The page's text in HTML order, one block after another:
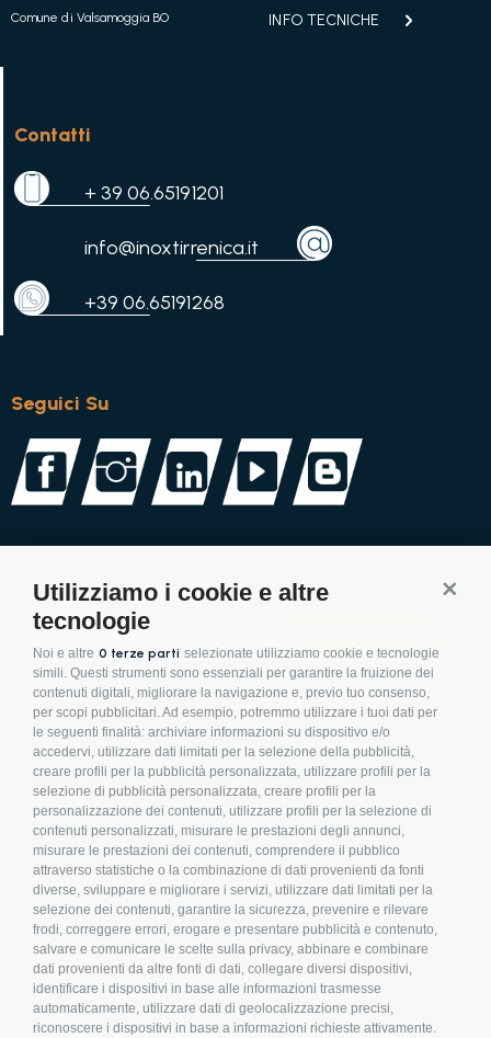
Utilizziamo i cookie e altre
tecnologie
Noi e altre 0 terze parti selezionate utilizziamo cookie e tecnologie
simili. Questi strumenti sono essenziali per garantire la fruizione dei
contenuti digitali, migliorare la navigazione e, previo tuo consenso,
per scopi pubblicitari. Ad esempio, potremmo utilizzare i tuoi dati per
le seguenti finalità: archiviare informazioni su dispositivo e/o
accedervi, utilizzare dati limitati per la selezione della pubblicità,
creare profili per la pubblicità personalizzata, utilizzare profili per la
selezione di pubblicità personalizzata, creare profili per la
personalizzazione dei contenuti, utilizzare profili per la selezione di
contenuti personalizzati, misurare le prestazioni degli annunci,
misurare le prestazioni dei contenuti, comprendere il pubblico
attraverso statistiche o la combinazione di dati provenienti da fonti
diverse, sviluppare e migliorare i servizi, utilizzare dati limitati per la
selezione dei contenuti, garantire la sicurezza, prevenire e rilevare
frodi, correggere errori, erogare e presentare pubblicità e contenuto,
salvare e comunicare le scelte sulla privacy, abbinare e combinare
dati provenienti da altre fonti di dati, collegare diversi dispositivi,
identificare i dispositivi in base alle informazioni trasmesse
automaticamente, utilizzare dati di geolocalizzazione precisi,
riconoscere i dispositivi in base a informazioni richieste attivamente.
Comune di Valsamoggia BO
INFO TECNICHE
Contatti
+ 39 06.65191201
info@inoxtirrenica.it
+39 06.65191268
Seguici Su
Condizioni d'acquisto
Privacy Policy
Cookies
Compliance